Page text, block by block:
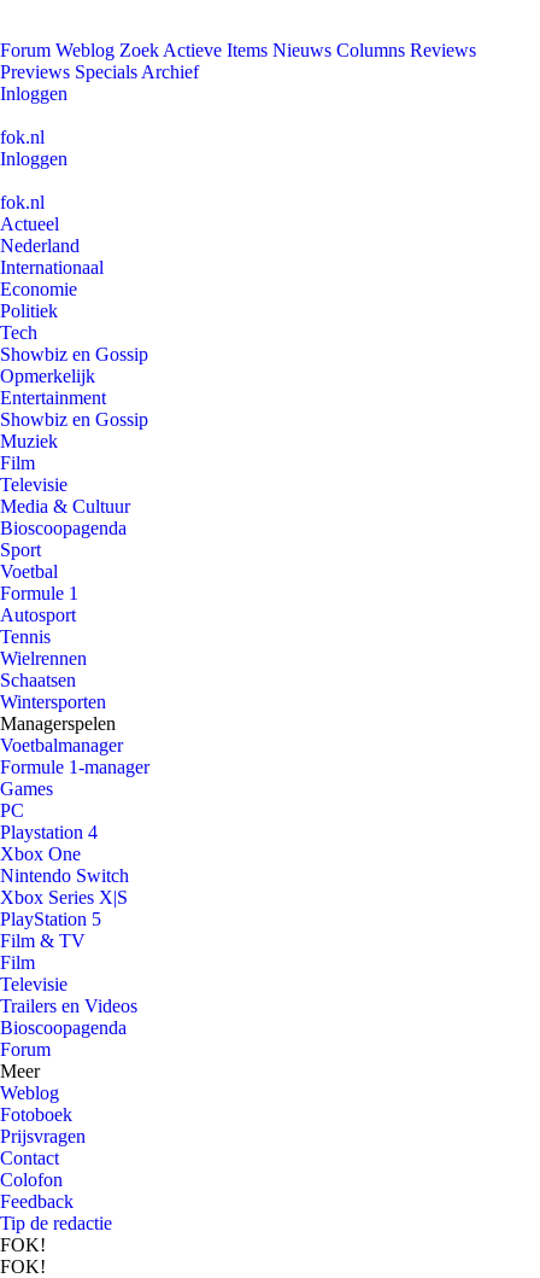
Forum Weblog Zoek Actieve Items Nieuws Columns Reviews
Previews Specials Archief
Inloggen
fok.nl
Inloggen
fok.nl
Actueel
Nederland
Internationaal
Economie
Politiek
Tech
Showbiz en Gossip
Opmerkelijk
Entertainment
Showbiz en Gossip
Muziek
Film
Televisie
Media & Cultuur
Bioscoopagenda
Sport
Voetbal
Formule 1
Autosport
Tennis
Wielrennen
Schaatsen
Wintersporten
Managerspelen
Voetbalmanager
Formule 1-manager
Games
PC
Playstation 4
Xbox One
Nintendo Switch
Xbox Series X|S
PlayStation 5
Film & TV
Film
Televisie
Trailers en Videos
Bioscoopagenda
Forum
Meer
Weblog
Fotoboek
Prijsvragen
Contact
Colofon
Feedback
Tip de redactie
FOK!
FOK!